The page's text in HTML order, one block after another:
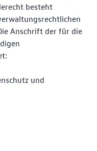
besteht
Anschrift der für die
und